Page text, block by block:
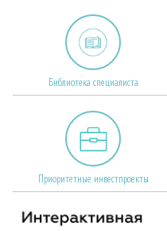
Библиотека специалиста
Приоритетные инвестпроекты